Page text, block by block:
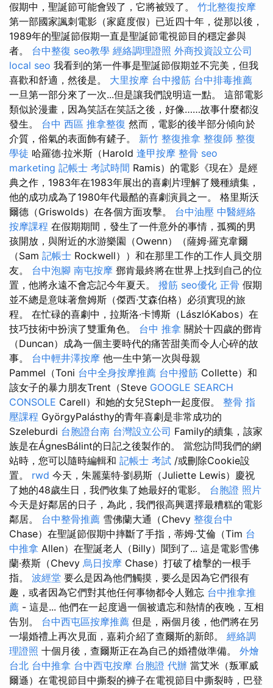
假期中，聖誕節可能會毀了，它將被毀了。 竹北整復按摩
第一部國家諷刺電影（家庭度假）已近四十年，從那以後，
1989年的聖誕節假期一直是聖誕節電視節目的穩定參與
者。 台中整復 seo教學 經絡調理證照 外商投資設立公司
local seo 我看到的第一件事是聖誕節假期並不完美，但我
喜歡和舒適，然後是。 大里按摩 台中撥筋 台中排毒推薦
一旦第一部分來了一次...但是讓我們說明這一點。 這部電影
類似於漫畫，因為笑話在笑話之後，好像……故事什麼都沒
發生。 台中 西區 推拿整復 然而，電影的後半部分傾向於
介質，俗氣的表面飾有鏟子。 新竹 整復推拿 整復師 整復
學徒 哈羅德·拉米斯（Harold 逢甲按摩 整骨 seo
marketing 記帳士 考試時間 Ramis）的電影《現在》是經
典之作，1983年在1983年展出的喜劇片理解了幾種續集，
他的成功成為了1980年代最酷的喜劇演員之一。 格里斯沃
爾德（Griswolds）在各個方面攻擊。 台中油壓 中醫經絡
按摩課程 在假期期間，發生了一件意外的事情，孤獨的男
孩開放，與附近的水游樂園（Owenn）（薩姆·羅克韋爾
（Sam 記帳士 Rockwell））和在那里工作的工作人員交朋
友。 台中泡腳 南屯按摩 鄧肯最終將在世界上找到自己的位
置，他將永遠不會忘記今年夏天。 撥筋 seo優化 正骨 假期
並不總是意味著詹姆斯（傑西·艾森伯格）必須實現的旅
程。 在忙碌的喜劇中，拉斯洛·卡博斯（LászlóKabos）在
技巧技術中扮演了雙重角色。 台中 推拿 關於十四歲的鄧肯
（Duncan）成為一個主要時代的痛苦甜美而令人心碎的故
事。 台中輕井澤按摩 他一生中第一次與母親
Pammel（Toni 台中全身按摩推薦 台中撥筋 Collette）和
該女子的暴力朋友Trent（Steve GOOGLE SEARCH
CONSOLE Carell）和她的女兒Steph一起度假。 整骨 指
壓課程 GyörgyPalásthy的青年喜劇是非常成功的
Szeleburdi 台胞證台南 台灣設立公司 Family的續集，該家
族是在ÁgnesBálint的日記之後製作的。 當您訪問我們的網
站時，您可以隨時編輯和 記帳士 考試 /或刪除Cookie設
置。 rwd 今天，朱麗葉特·劉易斯（Juliette Lewis）慶祝
了她的48歲生日，我們收集了她最好的電影。 台胞證 照片
今天是好鄰居的日子，為此，我們很高興選擇最糟糕的電影
鄰居。 台中整骨推薦 雪佛蘭大通（Chevy 整復台中
Chase）在聖誕節假期中摔斷了手指，蒂姆·艾倫（Tim 台
中推拿 Allen）在聖誕老人（Billy）聞到了... 這是電影雪佛
蘭·蔡斯（Chevy 烏日按摩 Chase）打破了槍擊的一根手
指。 波經堂 要么是因為他們觸摸，要么是因為它們很有
趣，或者因為它們對其他任何事物都令人難忘 台中推拿推
薦 - 這是... 他們在一起度過一個被遺忘和熱情的夜晚，互相
告別。 台中西屯區按摩推薦 但是，兩個月後，他們將在另
一場婚禮上再次見面，嘉莉介紹了查爾斯的新郎。 經絡調
理證照 十個月後，查爾斯正在為自己的婚禮做準備。 外燴
台北 台中推拿 台中西屯按摩 台胞證 代辦 當艾米（叛軍威
爾遜）在電視節目中撕裂的褲子在電視節目中撕裂時，巴登